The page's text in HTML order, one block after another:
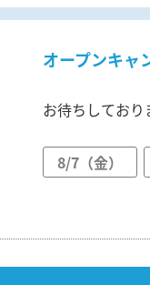
オープンキャ
お待ちしており
8/7（金）